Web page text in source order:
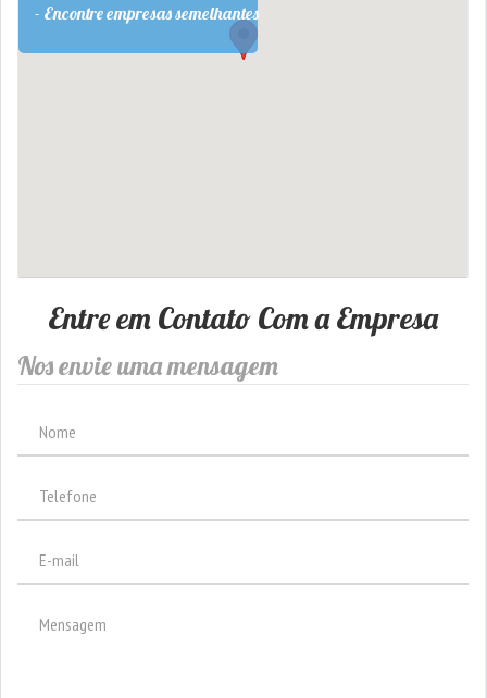
- Encontre empresas semelhantes
Entre em Contato Com a Empresa
Nos envie uma mensagem